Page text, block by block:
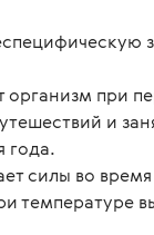
организм при
и
года.
силы во
температуре